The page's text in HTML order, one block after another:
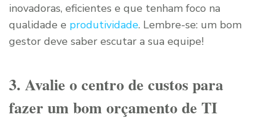
inovadoras, eficientes e que tenham foco na
qualidade e produtividade. Lembre-se: um bom
gestor deve saber escutar a sua equipe!
3. Avalie o centro de custos para
fazer um bom orçamento de TI